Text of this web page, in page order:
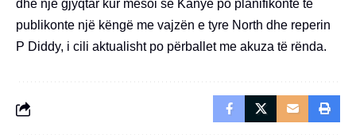
dhe një gjyqtar kur mësoi se Kanye po planifikonte të
publikonte një këngë me vajzën e tyre North dhe reperin
P Diddy, i cili aktualisht po përballet me akuza të rënda.